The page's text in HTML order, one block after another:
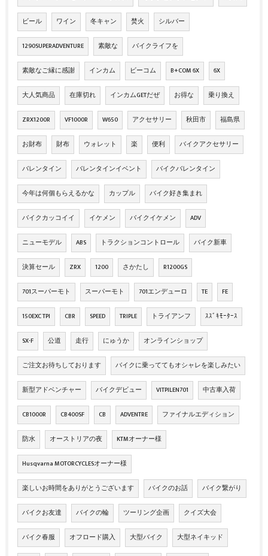
ビール ワイン 冬キャン 焚火 シルバー
1290SUPERADVENTURE 素敵な バイクライフを
素敵なご縁に感謝 インカム ビーコム B+COM 6X 6X
大人気商品 在庫切れ インカムGETだぜ お得な 乗り換え
ZRX1200R VF1000R W650 アクセサリー 秋田市 福島県
お財布 財布 ウォレット 楽 便利 バイクアクセサリー
バレンタイン バレンタインイベント バイクバレンタイン
今年は何個もらえるかな カップル バイク好き集まれ
バイクカッコイイ イケメン バイクイケメン ADV
ニューモデル ABS トラクションコントロール バイク新車
決算セール ZRX 1200 さかたし R1200GS
701スーパーモト スーパーモト 701エンデューロ TE FE
150EXC TPI CBR SPEED TRIPLE トライアンフ ｽｽﾞｷﾓｰﾀｰｽ
SX-F 公道 走行 にゅうか オンラインショップ
ご注文お待ちしております バイクに乗っててもオシャレを楽しみたい
新型アドベンチャー バイクデビュー VITPILEN701 中古車入荷
CB1000R CB400SF CB ADVENTRE ファイナルエディション
防水 オーストリアの夜 KTMオーナー様
Husqvarna MOTORCYCLESオーナー様
楽しいお時間をありがとうございます バイクのお話 バイク繋がり
バイクお友達 バイクの輪 ツーリング企画 クイズ大会
バイク春服 オフロード購入 大型バイク 大型ネイキッド